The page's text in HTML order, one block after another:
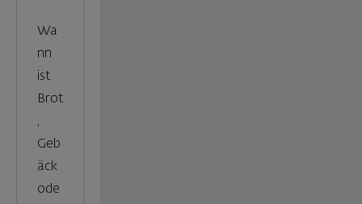
Wa
nn
ist
Brot
,
Geb
äck
ode